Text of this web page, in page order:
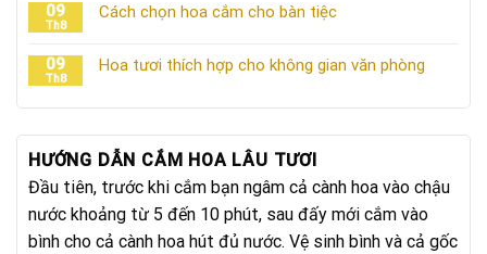
09
Th8
Cách chọn hoa cắm cho bàn tiệc
09
Th8
Hoa tươi thích hợp cho không gian văn phòng
HƯỚNG DẪN CẮM HOA LÂU TƯƠI
Đầu tiên, trước khi cắm bạn ngâm cả cành hoa vào chậu
nước khoảng từ 5 đến 10 phút, sau đấy mới cắm vào
bình cho cả cành hoa hút đủ nước. Vệ sinh bình và cả gốc